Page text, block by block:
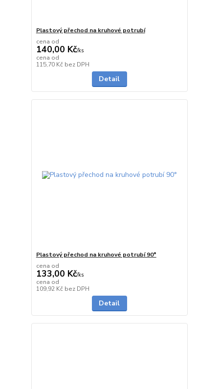
Plastový přechod na kruhové potrubí
cena od
140,00 Kč/ks
cena od
115,70 Kč bez DPH
Detail
Plastový přechod na kruhové potrubí 90°
cena od
133,00 Kč/ks
cena od
109,92 Kč bez DPH
Detail